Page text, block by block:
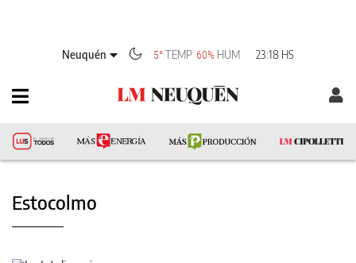
Neuquén 5°TEMP 60% HUM 23:18 HS
Estocolmo